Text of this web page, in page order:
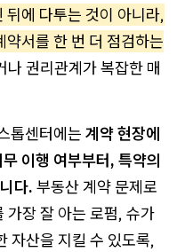
에 다투는 것이 아니라,
서를 한 번 더 점검하는
나 권리관계가 복잡한 매
톱센터에는 계약 현장에
이행 여부부터, 특약의
다. 부동산 계약 문제로
가장 잘 아는 로펌, 슈가
자산을 지킬 수 있도록,